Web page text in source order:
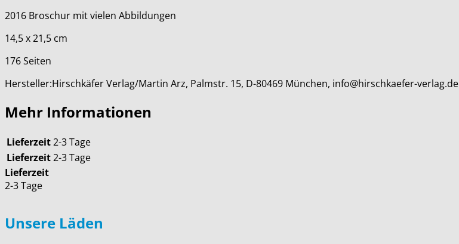
2016 Broschur mit vielen Abbildungen
14,5 x 21,5 cm
176 Seiten
Hersteller:Hirschkäfer Verlag/Martin Arz, Palmstr. 15, D-80469 München, info@hirschkaefer-verlag.de
Mehr Informationen
Lieferzeit2-3 Tage
Lieferzeit2-3 Tage
Lieferzeit
2-3 Tage
Unsere Läden